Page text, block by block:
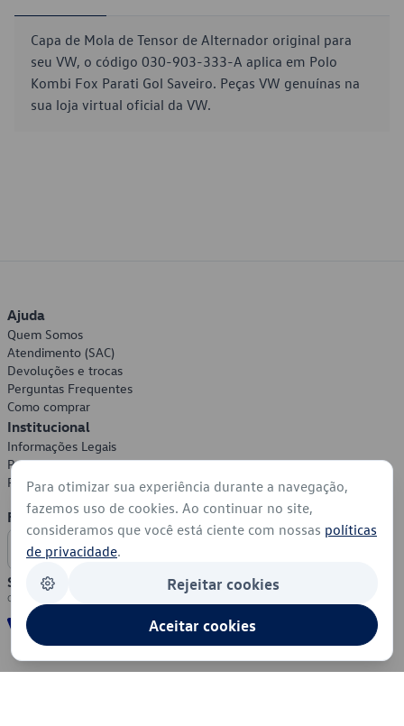
Capa de Mola de Tensor de Alternador original para
seu VW, o código 030-903-333-A aplica em Polo
Kombi Fox Parati Gol Saveiro. Peças VW genuínas na
sua loja virtual oficial da VW.
Ajuda
Quem Somos
Atendimento (SAC)
Devoluções e trocas
Perguntas Frequentes
Como comprar
Institucional
Informações Legais
Política de Privacidade
Política de Cookies
Formas de Pagamento
Segurança
Para otimizar sua experiência durante a navegação,
fazemos uso de cookies. Ao continuar no site,
consideramos que você está ciente com nossas políticas
de privacidade.
Rejeitar cookies
Aceitar cookies